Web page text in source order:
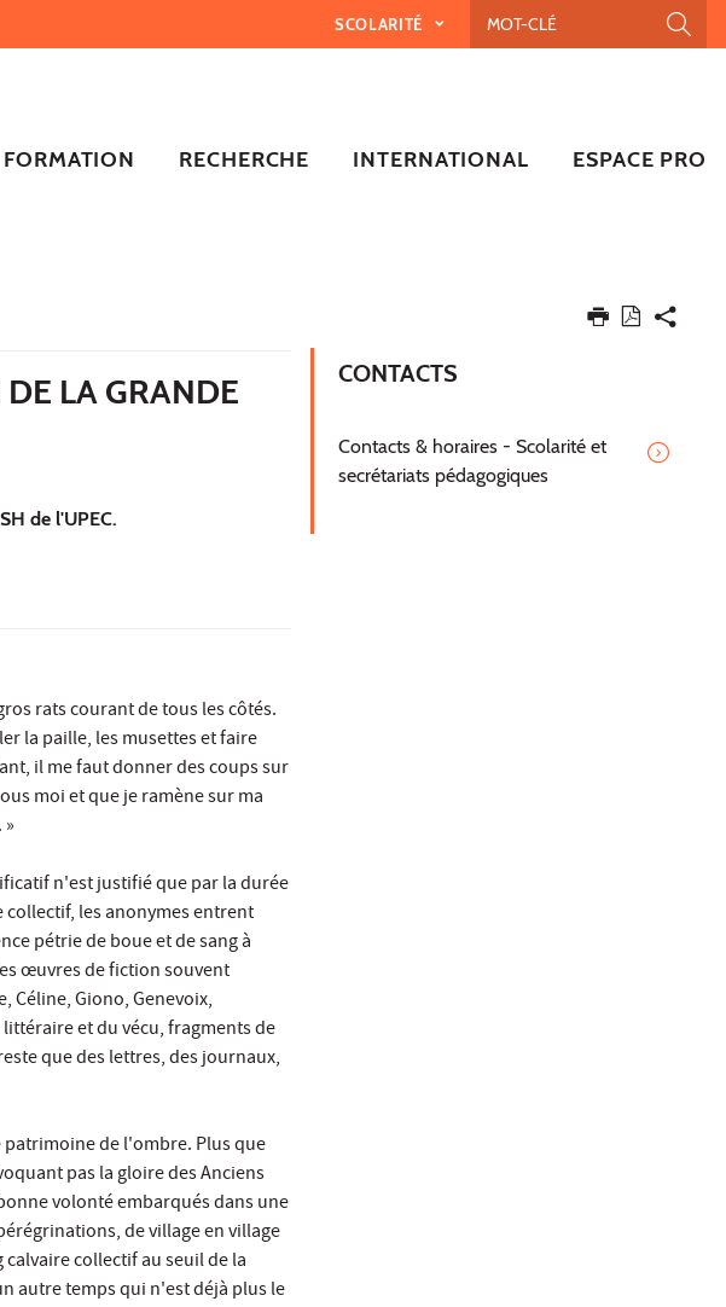
SCOLARITÉ
FORMATION RECHERCHE INTERNATIONAL ESPACE PRO
LA GRANDE
de l'UPEC.
rats courant de tous les côtés.
la paille, les musettes et faire
il me faut donner des coups sur
moi et que je ramène sur ma
n'est justifié que par la durée
les anonymes entrent
pétrie de boue et de sang à
œuvres de fiction souvent
Céline, Giono, Genevoix,
et du vécu, fragments de
que des lettres, des journaux,
patrimoine de l'ombre. Plus que
pas la gloire des Anciens
volonté embarqués dans une
de village en village
collectif au seuil de la
autre temps qui n'est déjà plus le
CONTACTS
Contacts & horaires - Scolarité et
secrétariats pédagogiques